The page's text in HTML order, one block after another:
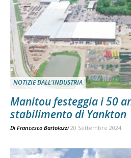
NOTIZIE DALL'INDUSTRIA
Manitou festeggia i 50
stabilimento di Yankton
Di Francesco Bartolozzi 20 Settembre 2024